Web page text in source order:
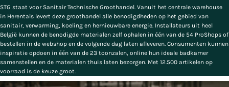
STG staat voor Sanitair Technische Groothandel. Vanuit het centrale warehouse
in Herentals levert deze groothandel alle benodigdheden op het gebied van
sanitair, verwarming, koeling en hernieuwbare energie. Installateurs uit heel
België kunnen de benodigde materialen zelf ophalen in één van de 54 ProShops of
bestellen in de webshop en de volgende dag laten afleveren. Consumenten kunnen
inspiratie opdoen in één van de 23 toonzalen, online hun ideale badkamer
samenstellen en de materialen thuis laten bezorgen. Met 12.500 artikelen op
voorraad is de keuze groot.